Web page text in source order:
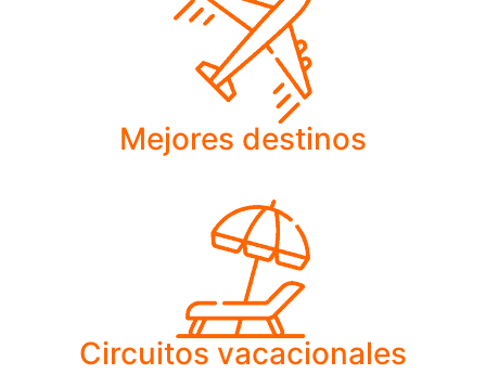
Mejores destinos
Circuitos vacacionales